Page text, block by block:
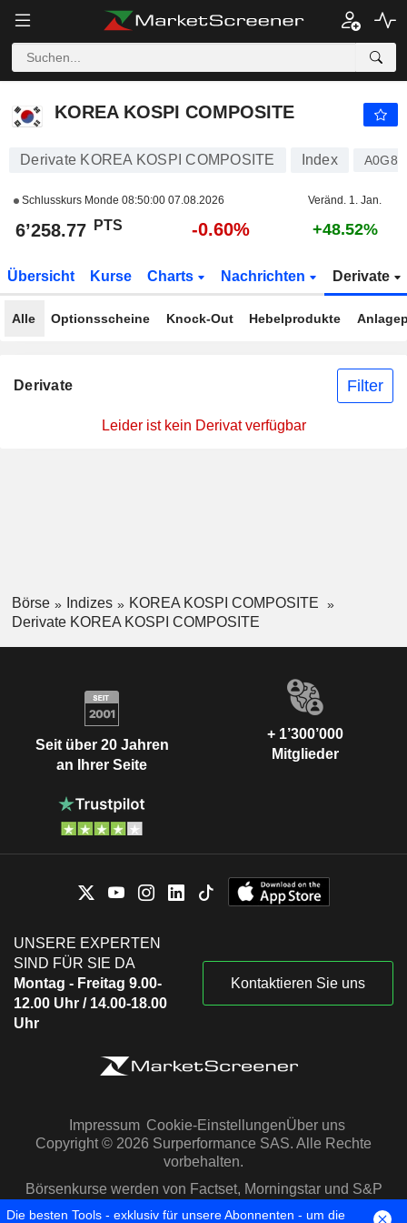
KOREA KOSPI COMPOSITE
Derivate KOREA KOSPI COMPOSITE Index
Schlusskurs Monde 08:50:00 07.08.2026 Veränd. 1. Jan.
6’258.77 PTS -0.60% +48.52%
Übersicht Kurse Charts Nachrichten Derivate
Alle Optionsscheine Knock-Out Hebelprodukte
Derivate Filter
Leider ist kein Derivat verfügbar
Börse Indizes
KOREA KOSPI COMPOSITE
Derivate KOREA KOSPI COMPOSITE
Seit über 20 Jahren
an Ihrer Seite
+ 1’300’000
Mitglieder
UNSERE EXPERTEN
SIND FÜR SIE DA
Montag - Freitag 9.00-
12.00 Uhr / 14.00-18.00
Uhr
Kontaktieren Sie uns
Impressum Cookie-EinstellungenÜber uns
Copyright © 2026 Surperformance SAS. Alle Rechte
vorbehalten.
Börsenkurse werden von Factset, Morningstar und S&P
Capital IQ zur Verfügung gestellt
Die besten Tools - exklusiv für unsere Abonnenten - um die